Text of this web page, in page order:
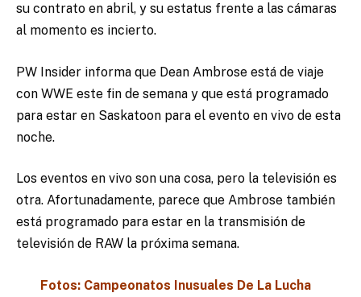
su contrato en abril, y su estatus frente a las cámaras
al momento es incierto.
PW Insider informa que Dean Ambrose está de viaje
con WWE este fin de semana y que está programado
para estar en Saskatoon para el evento en vivo de esta
noche.
Los eventos en vivo son una cosa, pero la televisión es
otra. Afortunadamente, parece que Ambrose también
está programado para estar en la transmisión de
televisión de RAW la próxima semana.
Fotos: Campeonatos Inusuales De La Lucha